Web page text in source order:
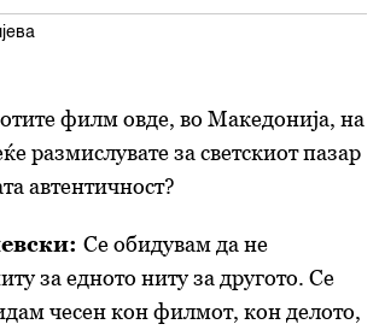
филм овде, во Македонија, на
размислувате за светскиот пазар
автентичност?
Се обидувам да не
за едното ниту за другото. Се
чесен кон филмот, кон делото,